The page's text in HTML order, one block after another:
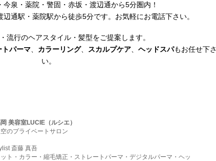
今泉・薬院・警固・赤坂・渡辺通から5分圏内！
通駅・薬院駅から徒歩5分です。お気軽にお電話下さい。
流行のヘアスタイル・髪型をご提案します。
トパーマ カラーリング、 スカルプケア ヘッドスパもお任せ下さ
い。
美容室LUCIE（ルシエ）
のプライベートサロン
斎藤 真吾
ト・カラー・縮毛矯正・ストレートパーマ・デジタルパーマ・ヘッ